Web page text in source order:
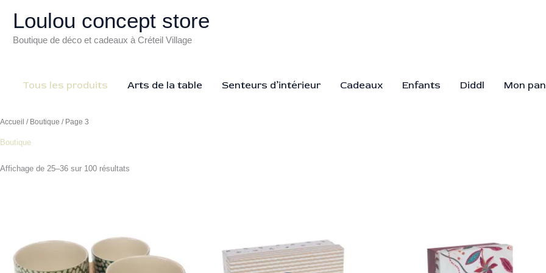
Loulou concept store
Boutique de déco et cadeaux à Créteil Village
Tous les produits Arts de la table Senteurs d’intérieur Cadeaux Enfants Diddl Mon
Accueil / Boutique / Page 3
Boutique
Affichage de 25–36 sur 100 résultats